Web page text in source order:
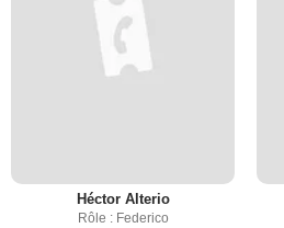
Héctor Alterio
Rôle : Federico